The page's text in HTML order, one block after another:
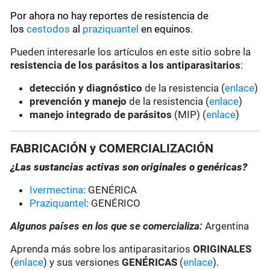
Por ahora no hay reportes de resistencia de
loscestodos al praziquantel en equinos.
Pueden interesarle los artículos en este sitio sobre la
resistencia de los parásitos a los antiparasitarios:
detección y diagnóstico de la resistencia (enlace)
prevención y manejo de la resistencia (enlace)
manejo integrado de parásitos (MIP) (enlace)
FABRICACIÓN y COMERCIALIZACIÓN
¿Las sustancias activas son originales o genéricas?
Ivermectina: GENÉRICA
Praziquantel : GENÉRICO
Algunos países en los que se comercializa:Argentina
Aprenda más sobre los antiparasitariosORIGINALES
(enlace) y sus versionesGENÉRICAS (enlace).